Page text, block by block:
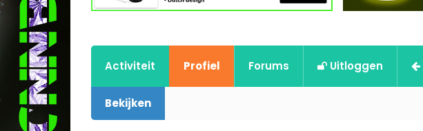
Activiteit Profiel Forums Uitloggen
Bekijken